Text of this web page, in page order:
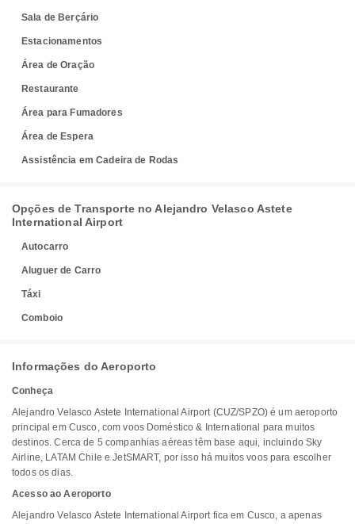
Sala de Berçário
Estacionamentos
Área de Oração
Restaurante
Área para Fumadores
Área de Espera
Assistência em Cadeira de Rodas
Opções de Transporte no Alejandro Velasco Astete
International Airport
Autocarro
Aluguer de Carro
Táxi
Comboio
Informações do Aeroporto
Conheça
Alejandro Velasco Astete International Airport (CUZ/SPZO) é um aeroporto
principal em Cusco, com voos Doméstico & International para muitos
destinos. Cerca de 5 companhias aéreas têm base aqui, incluindo Sky
Airline, LATAM Chile e JetSMART, por isso há muitos voos para escolher
todos os dias.
Acesso ao Aeroporto
Alejandro Velasco Astete International Airport fica em Cusco, a apenas